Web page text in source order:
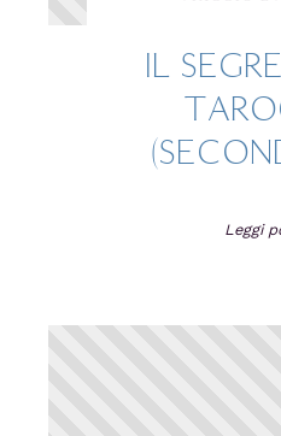
IL
Leggi